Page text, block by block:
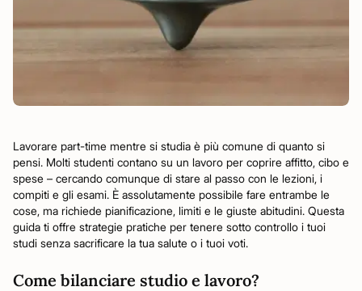
Lavorare part-time mentre si studia è più comune di quanto si
pensi. Molti studenti contano su un lavoro per coprire affitto, cibo e
spese – cercando comunque di stare al passo con le lezioni, i
compiti e gli esami. È assolutamente possibile fare entrambe le
cose, ma richiede pianificazione, limiti e le giuste abitudini. Questa
guida ti offre strategie pratiche per tenere sotto controllo i tuoi
studi senza sacrificare la tua salute o i tuoi voti.
Come bilanciare studio e lavoro?